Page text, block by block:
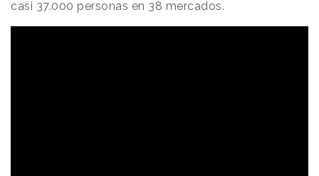
casi 37.000 personas en 38 mercados.